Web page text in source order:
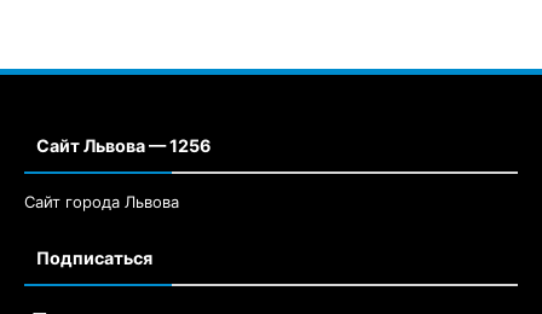
Сайт Львова — 1256
Сайт города Львова
Подписаться